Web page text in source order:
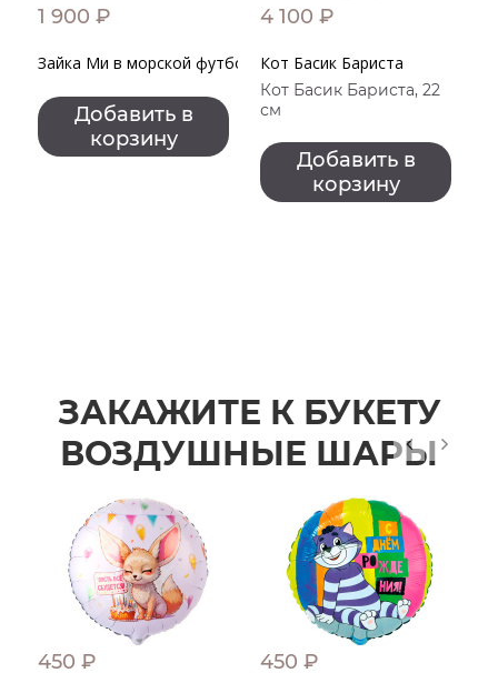
1 900 ₽
Зайка Ми в морской футболке
Добавить в
корзину
4 100 ₽
Кот Басик Бариста
Кот Басик Бариста, 22
см
Добавить в
корзину
ЗАКАЖИТЕ К БУКЕТУ
ВОЗДУШНЫЕ ШАРЫ
450 ₽ 450 ₽